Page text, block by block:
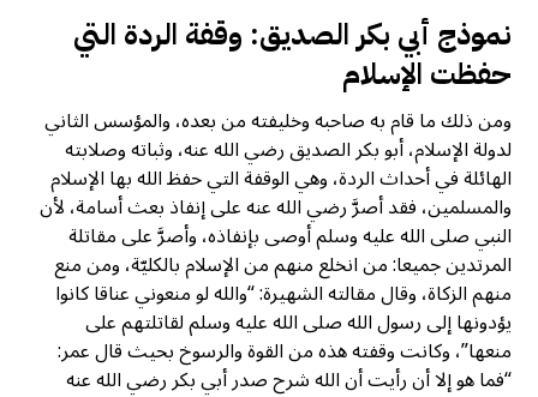
نموذج أبي بكر الصديق: وقفة الردة التي
حفظت الإسلام
ومن ذلك ما قام به صاحبه وخليفته من بعده، والمؤسس الثاني
لدولة الإسلام، أبو بكر الصديق رضي الله عنه، وثباته وصلابته
الهائلة في أحداث الردة، وهي الوقفة التي حفظ الله بها الإسلام
والمسلمين، فقد أصرَّ رضي الله عنه على إنفاذ بعث أسامة، لأن
النبي صلى الله عليه وسلم أوصى بإنفاذه، وأصرَّ على مقاتلة
المرتدين جميعا: من انخلع منهم من الإسلام بالكليّة، ومن منع
منهم الزكاة، وقال مقالته الشهيرة: “والله لو منعوني عناقا كانوا
يؤدونها إلى رسول الله صلى الله عليه وسلم لقاتلتهم على
منعها”، وكانت وقفته هذه من القوة والرسوخ بحيث قال عمر:
“فما هو إلا أن رأيت أن الله شرح صدر أبي بكر رضي الله عنه